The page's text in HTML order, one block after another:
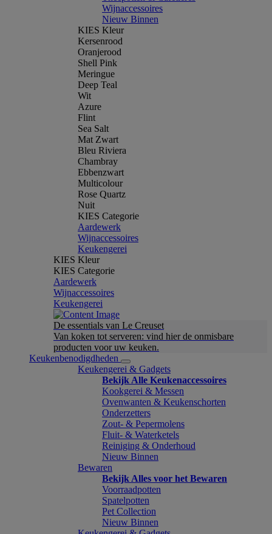
Wijnaccessoires
Nieuw Binnen
KIES Kleur
Kersenrood
Oranjerood
Shell Pink
Meringue
Deep Teal
Wit
Azure
Flint
Sea Salt
Mat Zwart
Bleu Riviera
Chambray
Ebbenzwart
Multicolour
Rose Quartz
Nuit
KIES Categorie
Aardewerk
Wijnaccessoires
Keukengerei
KIES Kleur
KIES Categorie
Aardewerk
Wijnaccessoires
Keukengerei
De essentials van Le Creuset
Van koken tot serveren: vind hier de onmisbare
producten voor uw keuken.
Keukenbenodigdheden
Keukengerei & Gadgets
Bekijk Alle Keukenaccessoires
Kookgerei & Messen
Ovenwanten & Keukenschorten
Onderzetters
Zout- & Pepermolens
Fluit- & Waterketels
Reiniging & Onderhoud
Nieuw Binnen
Bewaren
Bekijk Alles voor het Bewaren
Voorraadpotten
Spatelpotten
Pet Collection
Nieuw Binnen